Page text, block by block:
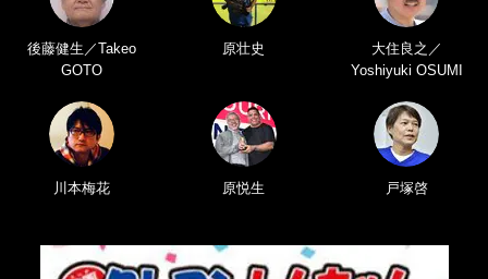
後藤健生／Takeo
GOTO
原壮史
大住良之／
Yoshiyuki OSUMI
川本梅花 原悦生 戸塚啓